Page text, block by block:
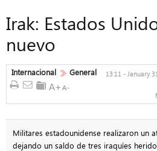
Irak: Estados
nuevo
Internacional General 13:11 - January
Militares estadounidense realizaron un
dejando un saldo de tres iraquíes